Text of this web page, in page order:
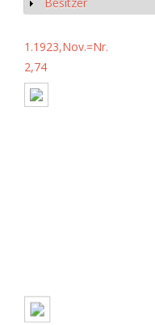
1.1923,Nov.=Nr.
2,74